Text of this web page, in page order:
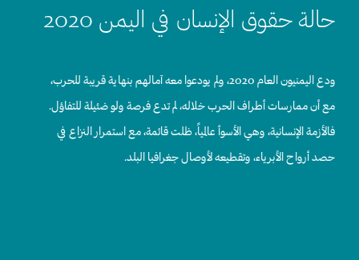
حالة حقوق الإنسان في اليمن 2020
ودع اليمنيون العام 2020، ولم يودعوا معه آمالهم بنهاية قريبة للحرب،
مع أن ممارسات أطراف الحرب خلاله، لم تدع فرصة ولو ضئيلة للتفاؤل.
فالأزمة الإنسانية، وهي الأسوأ عالمياً، ظلت قائمة، مع استمرار النزاع في
حصد أرواح الأبرياء، وتقطيعه لأوصال جغرافيا البلد.